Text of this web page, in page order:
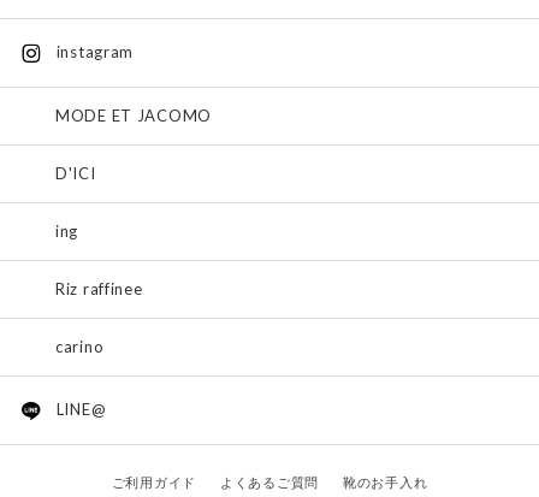
instagram
MODE ET JACOMO
D'ICI
ing
Riz raffinee
carino
LINE@
ご利用ガイド よくあるご質問 靴のお手入れ